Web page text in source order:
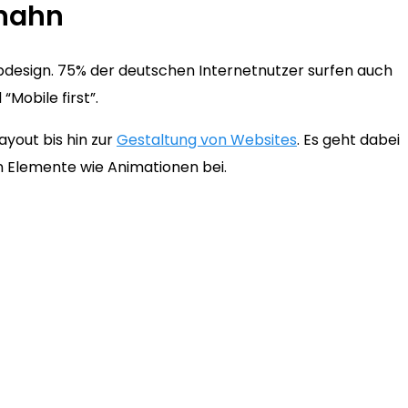
75% der deutschen Internetnutzer surfen auch
first”.
bis hin zurGestaltung von Websites. Es geht dabei
wie Animationen bei.